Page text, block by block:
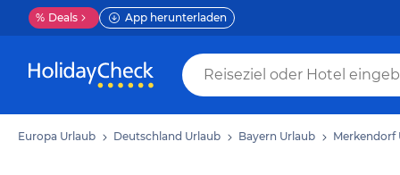
% Deals App herunterladen
Europa Urlaub Deutschland Urlaub Bayern Urlaub Merkendorf